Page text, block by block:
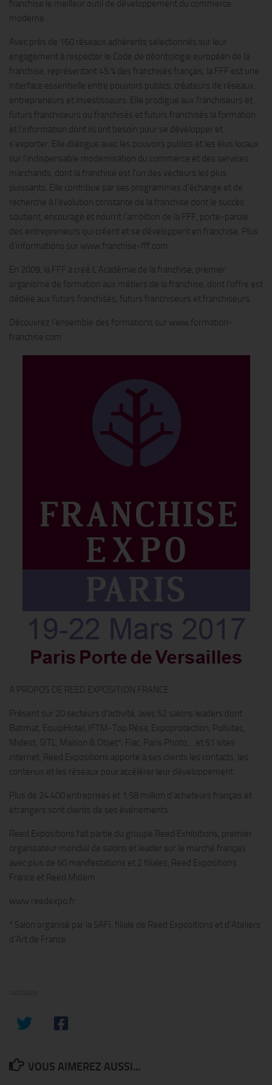
franchise le meilleur outil de développement du commerce
moderne.
Avec près de 160 réseaux adhérents sélectionnés sur leur
engagement à respecter le Code de déontologie européen de la
franchise, représentant 45 % des franchisés français, la FFF est une
interface essentielle entre pouvoirs publics, créateurs de réseaux,
entrepreneurs et investisseurs. Elle prodigue aux franchiseurs et
futurs franchiseurs ou franchisés et futurs franchisés la formation
et l’information dont ils ont besoin pour se développer et
s’exporter. Elle dialogue avec les pouvoirs publics et les élus locaux
sur l’indispensable modernisation du commerce et des services
marchands, dont la franchise est l’un des vecteurs les plus
puissants. Elle contribue par ses programmes d’échange et de
recherche à l’évolution constante de la franchise dont le succès
soutient, encourage et nourrit l’ambition de la FFF, porte-parole
des entrepreneurs qui créent et se développent en franchise. Plus
d’informations sur www.franchise-fff.com
En 2009, la FFF a créé L’Académie de la franchise, premier
organisme de formation aux métiers de la franchise, dont l’offre est
dédiée aux futurs franchisés, futurs franchiseurs et franchiseurs.
Découvrez l’ensemble des formations sur www.formation-
franchise.com
A PROPOS DE REED EXPOSITION FRANCE
Présent sur 20 secteurs d’activité, avec 52 salons leaders dont
Batimat, EquipHotel, IFTM-Top Résa, Expoprotection, Pollutec,
Midest, SITL, Maison & Objet*, Fiac, Paris Photo,…et 51 sites
internet, Reed Expositions apporte à ses clients les contacts, les
contenus et les réseaux pour accélérer leur développement.
Plus de 24.400 entreprises et 1,58 million d’acheteurs français et
étrangers sont clients de ses événements.
Reed Expositions fait partie du groupe Reed Exhibitions, premier
organisateur mondial de salons et leader sur le marché français
avec plus de 60 manifestations et 2 filiales, Reed Expositions
France et Reed Midem.
www.reedexpo.fr
* Salon organisé par la SAFI, filiale de Reed Expositions et d’Ateliers
d’Art de France
VOUS AIMEREZ AUSSI...